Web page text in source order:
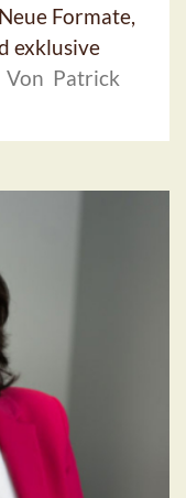
Formate,
exklusive
Von Patrick